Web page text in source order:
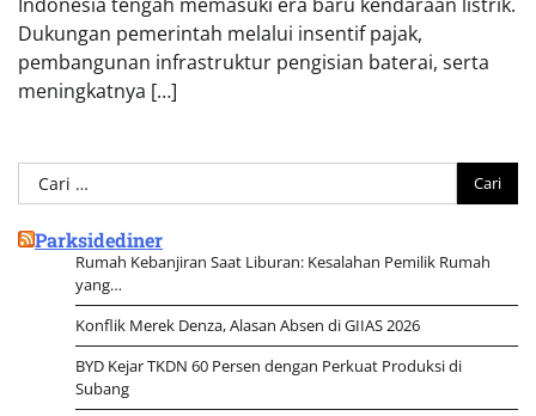
Dukungan pemerintah melalui insentif pajak,
pembangunan infrastruktur pengisian baterai, serta
meningkatnya […]
Cari
untuk:
Parksidediner
Rumah Kebanjiran Saat Liburan: Kesalahan Pemilik Rumah
yang…
Konflik Merek Denza, Alasan Absen di GIIAS 2026
BYD Kejar TKDN 60 Persen dengan Perkuat Produksi di
Subang